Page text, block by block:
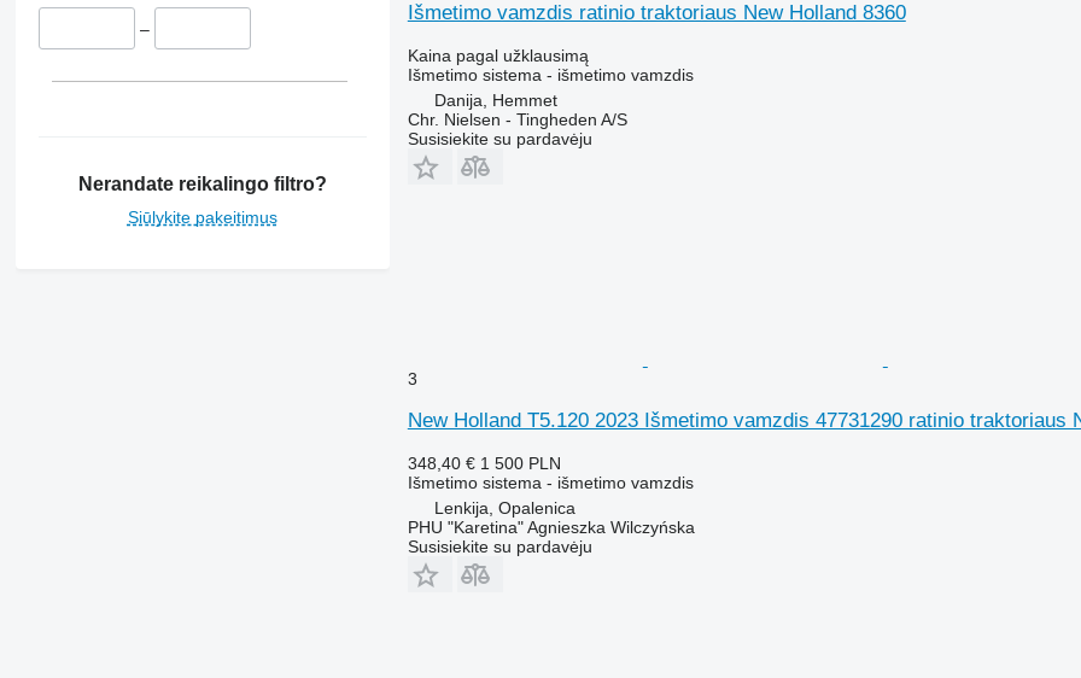
–
Nerandate reikalingo filtro?
Siūlykite pakeitimus
Išmetimo vamzdis ratinio traktoriaus New Holland 8360
Kaina pagal užklausimą
Išmetimo sistema - išmetimo vamzdis
Danija, Hemmet
Chr. Nielsen - Tingheden A/S
Susisiekite su pardavėju
3
New Holland T5.120 2023 Išmetimo vamzdis 47731290 ratinio traktoriaus
348,40 € 1 500 PLN
Išmetimo sistema - išmetimo vamzdis
Lenkija, Opalenica
PHU "Karetina" Agnieszka Wilczyńska
Susisiekite su pardavėju